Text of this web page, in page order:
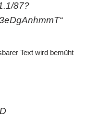
87?
Text wird bemüht